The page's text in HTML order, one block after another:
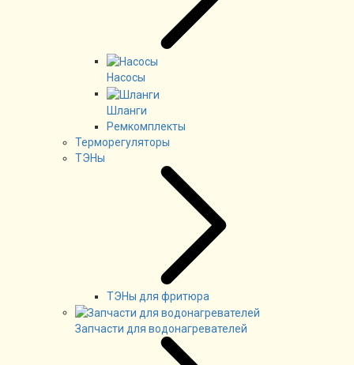
Насосы
Шланги
Ремкомплекты
Терморегуляторы
ТЭНы
ТЭНы для фритюра
Запчасти для водонагревателей